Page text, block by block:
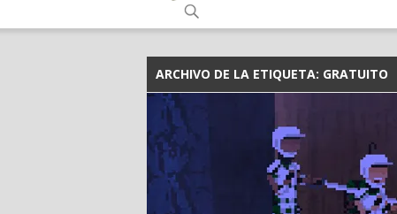
ARCHIVO DE LA ETIQUETA: GRATUITO